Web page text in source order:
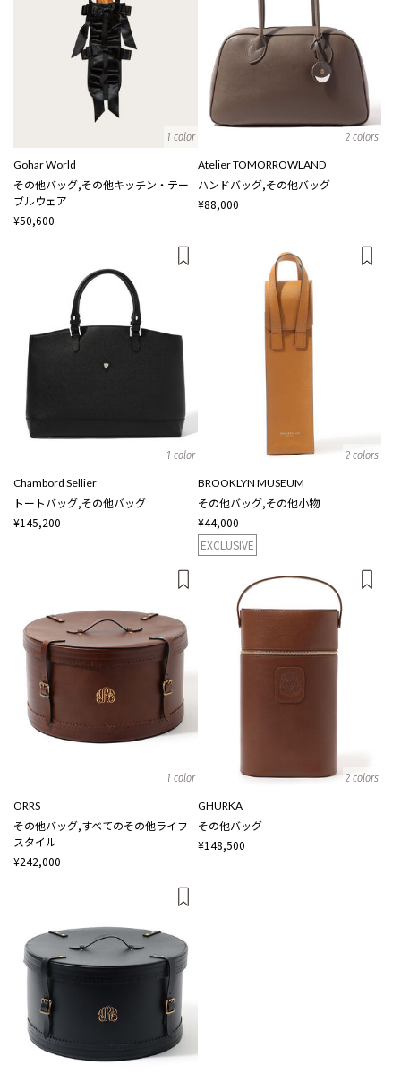
1 color
Gohar World
その他バッグ,その他キッチン・テー
ブルウェア
¥50,600
2 colors
Atelier TOMORROWLAND
ハンドバッグ,その他バッグ
¥88,000
1 color
Chambord Sellier
トートバッグ,その他バッグ
¥145,200
2 colors
BROOKLYN MUSEUM
その他バッグ,その他小物
¥44,000
EXCLUSIVE
1 color
ORRS
その他バッグ,すべてのその他ライフ
スタイル
¥242,000
2 colors
GHURKA
その他バッグ
¥148,500